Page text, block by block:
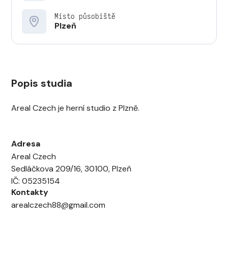
Místo působiště
Plzeň
Popis studia
Areal Czech je herní studio z Plzně.
Adresa
Areal Czech
Sedláčkova 209/16, 30100, Plzeň
IČ: 05235154
Kontakty
arealczech88@gmail.com